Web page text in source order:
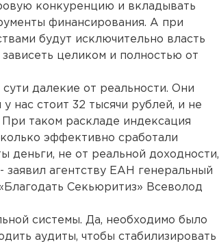
конкуренцию и вкладывать
финансирования. А при
будут исключительно власть
целиком и полностью от
далекие от реальности. Они
нас стоит 32 тысячи рублей, и не
таком раскладе индексация
эффективно сработали
деньги, не от реальной доходности,
заявил агентству ЕАН генеральный
Секьюритиз» Всеволод
системы. Да, необходимо было
аудиты, чтобы стабилизировать